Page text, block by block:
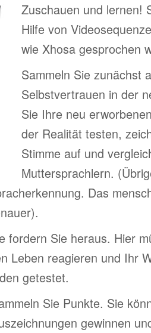
Zuschauen und lernen!
Hilfe von
wie Xhosa gesprochen
Sammeln Sie zunächst
Selbstvertrauen in der
Sie Ihre neu
der Realität testen,
Stimme auf und
Muttersprachlern.
Das
fordern Sie heraus. Hier
Leben reagieren und Ihr
getestet.
Sie Punkte. Sie
gewinnen